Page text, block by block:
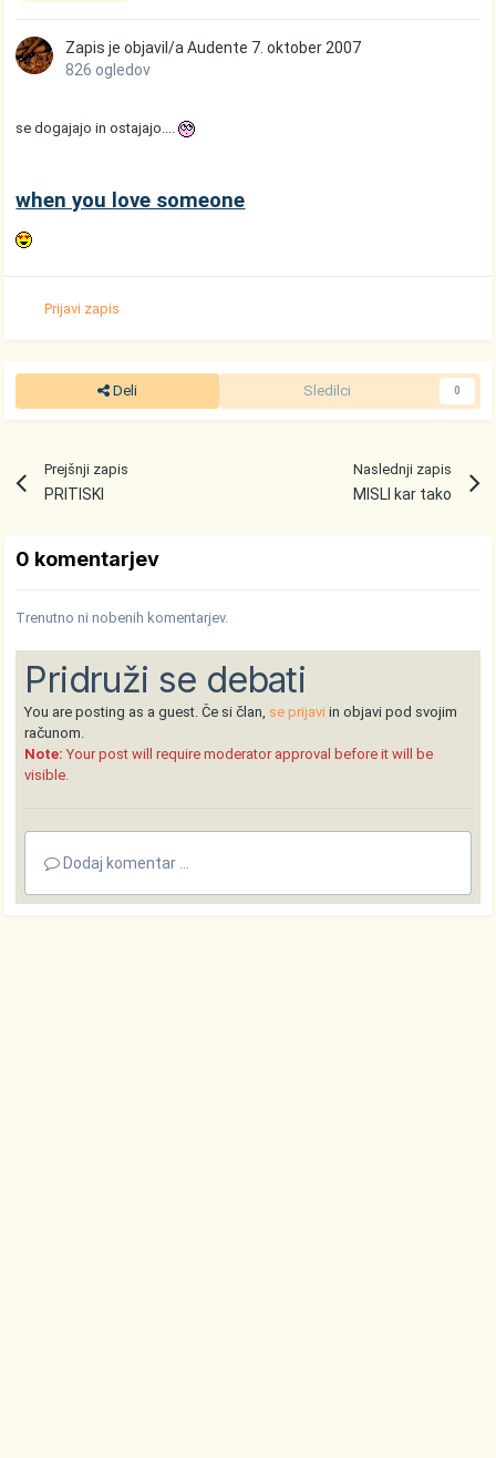
Zapis je objavil/aAudente 7. oktober 2007
826 ogledov
se dogajajo in ostajajo....
when you love someone
Prijavi zapis
Deli Sledilci 0
Prejšnji zapis
PRITISKI
Naslednji zapis
MISLI kar tako
0 komentarjev
Trenutno ni nobenih komentarjev.
Pridruži se debati
You are posting as a guest. Če si član, se prijavi in objavi pod svojim
računom.
Note: Your post will require moderator approval before it will be
visible.
Dodaj komentar ...